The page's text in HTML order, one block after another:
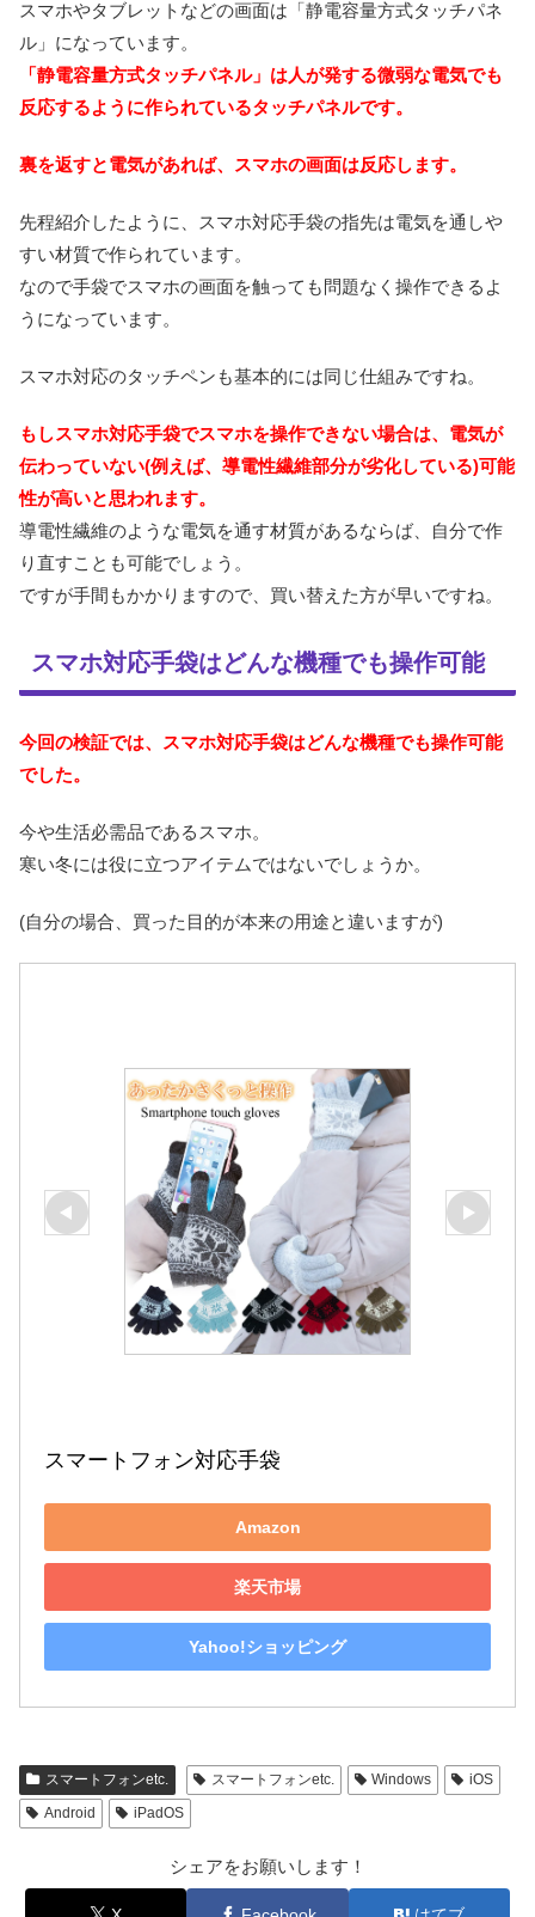
スマホやタブレットなどの画面は「静電容量方式タッチパネ
ル」になっています。
「静電容量方式タッチパネル」は人が発する微弱な電気でも
反応するように作られているタッチパネルです。
裏を返すと電気があれば、スマホの画面は反応します。
先程紹介したように、スマホ対応手袋の指先は電気を通しや
すい材質で作られています。
なので手袋でスマホの画面を触っても問題なく操作できるよ
うになっています。
スマホ対応のタッチペンも基本的には同じ仕組みですね。
もしスマホ対応手袋でスマホを操作できない場合は、電気が
伝わっていない(例えば、導電性繊維部分が劣化している)可能
性が高いと思われます。
導電性繊維のような電気を通す材質があるならば、自分で作
り直すことも可能でしょう。
ですが手間もかかりますので、買い替えた方が早いですね。
スマホ対応手袋はどんな機種でも操作可能
今回の検証では、スマホ対応手袋はどんな機種でも操作可能
でした。
今や生活必需品であるスマホ。
寒い冬には役に立つアイテムではないでしょうか。
(自分の場合、買った目的が本来の用途と違いますが)
スマートフォン対応手袋
Amazon
楽天市場
Yahoo!ショッピング
スマートフォンetc. スマートフォンetc. Windows
iOS
Android
iPadOS
シェアをお願いします！